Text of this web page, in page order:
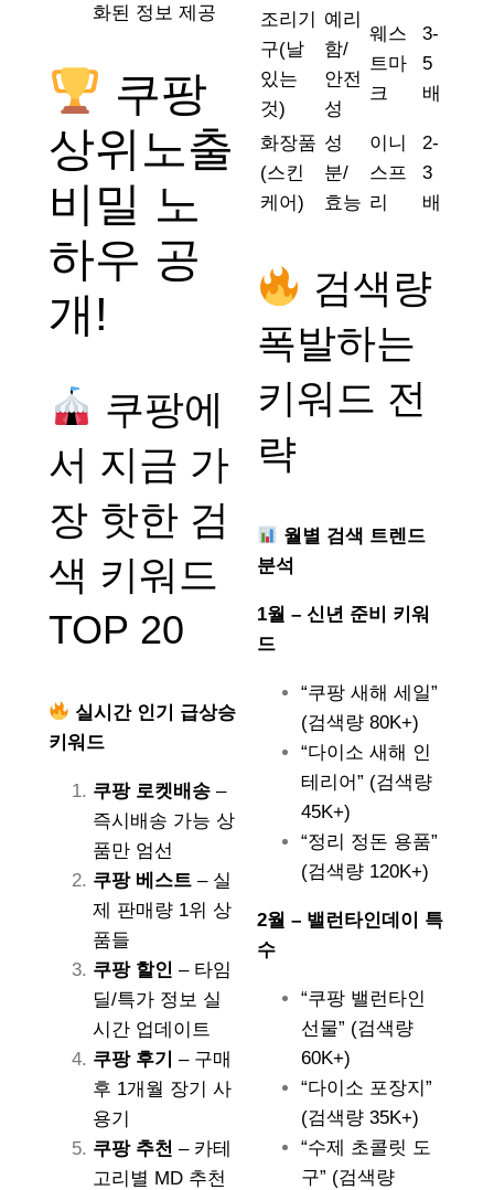
화된 정보 제공
쿠팡
상위노출
비밀 노
하우 공
개!
쿠팡에
서 지금 가
장 핫한 검
색 키워드
TOP 20
실시간 인기 급상승
키워드
쿠팡 로켓배송 –
즉시배송 가능 상
품만 엄선
쿠팡 베스트 – 실
제 판매량 1위 상
품들
쿠팡 할인 – 타임
딜/특가 정보 실
시간 업데이트
쿠팡 후기
– 구매
후 1개월 장기 사
용기
쿠팡 추천 – 카테
고리별 MD 추천
조리기
구(날
있는
것)
예리
함/
안전
성
웨스
트마
크
3-
5
배
화장품
(스킨
케어)
성
분/
효능
이니
스프
리
2-
3
배
검색량
폭발하는
키워드 전
략
월별 검색 트렌드
분석
1월 – 신년 준비 키워
드
“쿠팡 새해 세일”
(검색량 80K+)
“다이소 새해 인
테리어” (검색량
45K+)
“정리 정돈 용품”
(검색량 120K+)
2월 – 밸런타인데이 특
수
“쿠팡 밸런타인
선물” (검색량
60K+)
“다이소 포장지”
(검색량 35K+)
“수제 초콜릿 도
구” (검색량